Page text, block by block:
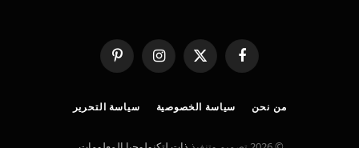
فيسبوك
X
(Twitter)
الانستغرامبينتيريست
من نحن سياسة الخصوصية سياسة التحرير